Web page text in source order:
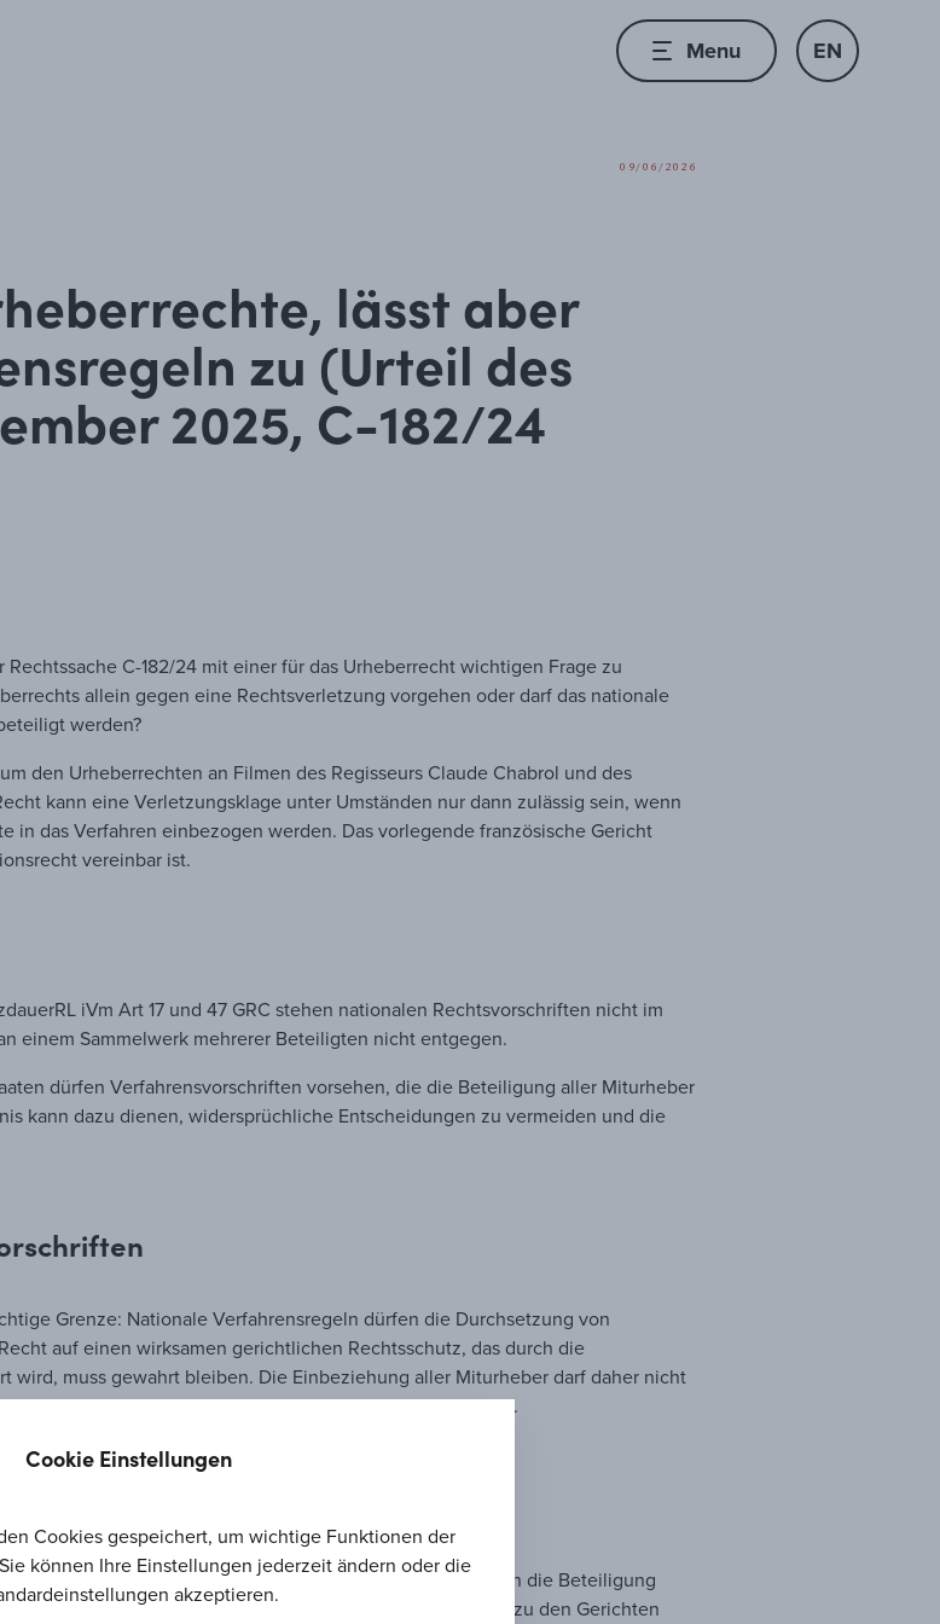
Menu EN
09/06/2026
lässt aber
zu (Urteil des
2025, C-182/24
C-182/24 mit einer für das Urheberrecht wichtigen Frage zu
allein gegen eine Rechtsverletzung vorgehen oder darf das nationale
werden?
den Urheberrechten an Filmen des Regisseurs Claude Chabrol und des
kann eine Verletzungsklage unter Umständen nur dann zulässig sein, wenn
in das Verfahren einbezogen werden. Das vorlegende französische Gericht
vereinbar ist.
iVm Art 17 und 47 GRC stehen nationalen Rechtsvorschriften nicht im
einem Sammelwerk mehrerer Beteiligten nicht entgegen.
dürfen Verfahrensvorschriften vorsehen, die die Beteiligung aller Miturheber
kann dazu dienen, widersprüchliche Entscheidungen zu vermeiden und die
Grenze: Nationale Verfahrensregeln dürfen die Durchsetzung von
auf einen wirksamen gerichtlichen Rechtsschutz, das durch die
wird, muss gewahrt bleiben. Die Einbeziehung aller Miturheber darf daher nicht
oder praktisch unüberwindbaren Hindernissen führen.
stets allein klagen können muss. Die Mitgliedstaaten dürfen die Beteiligung
sind jedoch nur zulässig, solange sie den Zugang zu den Gerichten
Cookie Einstellungen
Cookies gespeichert, um wichtige Funktionen der
können Ihre Einstellungen jederzeit ändern oder die
akzeptieren.